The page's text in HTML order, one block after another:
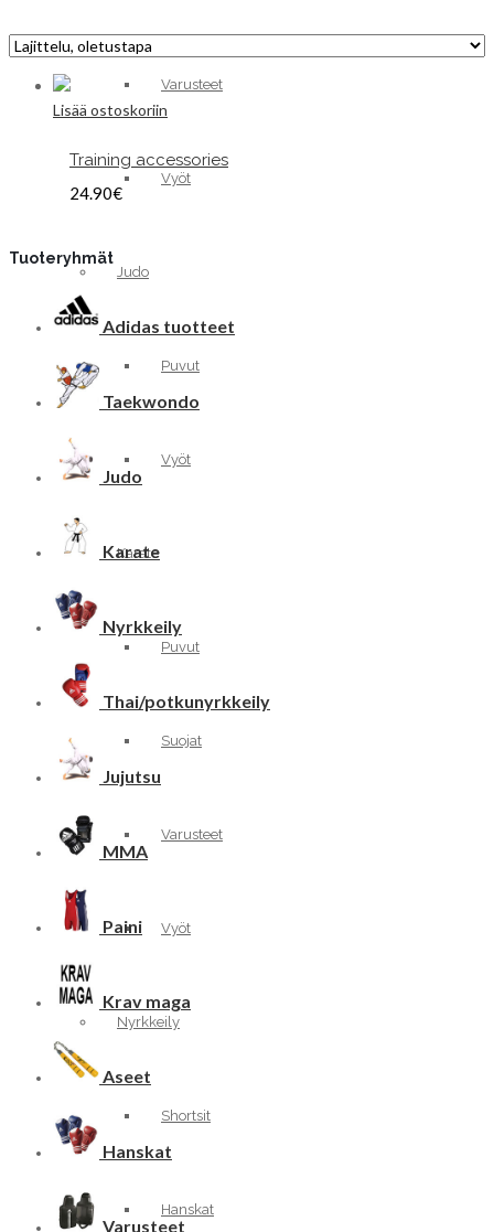
Varusteet
Vyöt
Judo
Puvut
Vyöt
Karate
Puvut
Suojat
Varusteet
Vyöt
Nyrkkeily
Shortsit
Hanskat
Lisää ostoskoriin
Training accessories
24.90€
Tuoteryhmät
Adidas tuotteet
Taekwondo
Judo
Karate
Nyrkkeily
Thai/potkunyrkkeily
Jujutsu
MMA
Paini
Krav maga
Aseet
Hanskat
Varusteet